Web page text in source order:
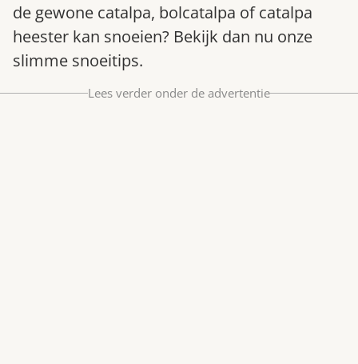
Gardeners’ World 08/2026
Bestel nu
de gewone catalpa, bolcatalpa of catalpa
heester kan snoeien? Bekijk dan nu onze
slimme snoeitips.
Lees verder onder de advertentie